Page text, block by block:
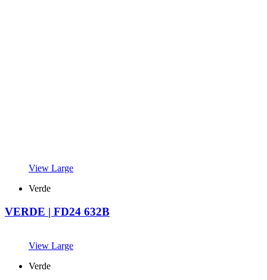
View Large
Verde
VERDE | FD24 632B
View Large
Verde